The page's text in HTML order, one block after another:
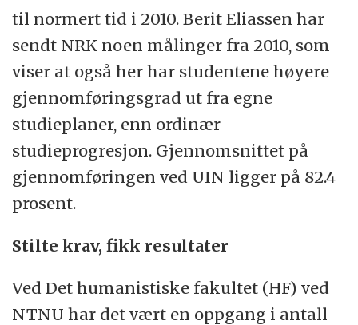
til normert tid i 2010. Berit Eliassen har
sendt NRK noen målinger fra 2010, som
viser at også her har studentene høyere
gjennomføringsgrad ut fra egne
studieplaner, enn ordinær
studieprogresjon. Gjennomsnittet på
gjennomføringen ved UIN ligger på 82.4
prosent.
Stilte krav, fikk resultater
Ved Det humanistiske fakultet (HF) ved
NTNU har det vært en oppgang i antall